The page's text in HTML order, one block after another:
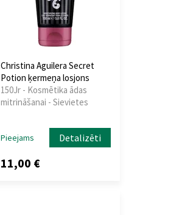
Christina Aguilera Secret
Potion ķermeņa losjons
150Jr - Kosmētika ādas
mitrināšanai - Sievietes
Pieejams Detalizēti
11,00 €